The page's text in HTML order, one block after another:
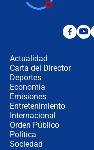
Actualidad
Carta del Director
Deportes
Economía
Emisiones
Entretenimiento
Internacional
Orden Público
Política
Sociedad